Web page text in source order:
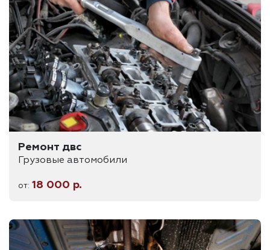
Ремонт двс
Грузовые автомобили
от: 18 000 р.